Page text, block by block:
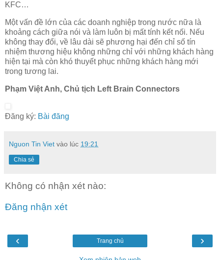
KFC…
Một vấn đề lớn của các doanh nghiệp trong nước nữa là
khoảng cách giữa nói và làm luôn bị mất tính kết nối. Nếu
không thay đổi, về lâu dài sẽ phương hại đến chỉ số tín
nhiệm thương hiệu không những chỉ với những khách hàng
hiện tại mà còn khó thuyết phục những khách hàng mới
trong tương lai.
Phạm Việt Anh, Chủ tịch Left Brain Connectors
Đăng ký: Bài đăng
Nguon Tin Viet vào lúc 19:21
Chia sẻ
Không có nhận xét nào:
Đăng nhận xét
‹ ›
Trang chủ